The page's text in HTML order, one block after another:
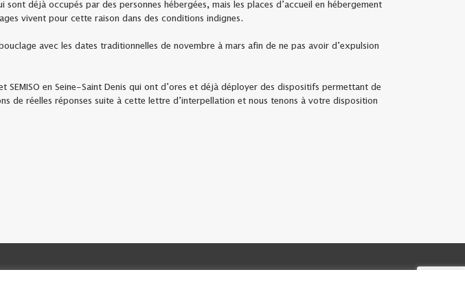
déjà occupés par des personnes hébergées, mais les places d’accueil en hébergement
vivent pour cette raison dans des conditions indignes.
avec les dates traditionnelles de novembre à mars afin de ne pas avoir d’expulsion
en Seine-Saint Denis qui ont d’ores et déjà déployer des dispositifs permettant de
de réelles réponses suite à cette lettre d’interpellation et nous tenons à votre disposition